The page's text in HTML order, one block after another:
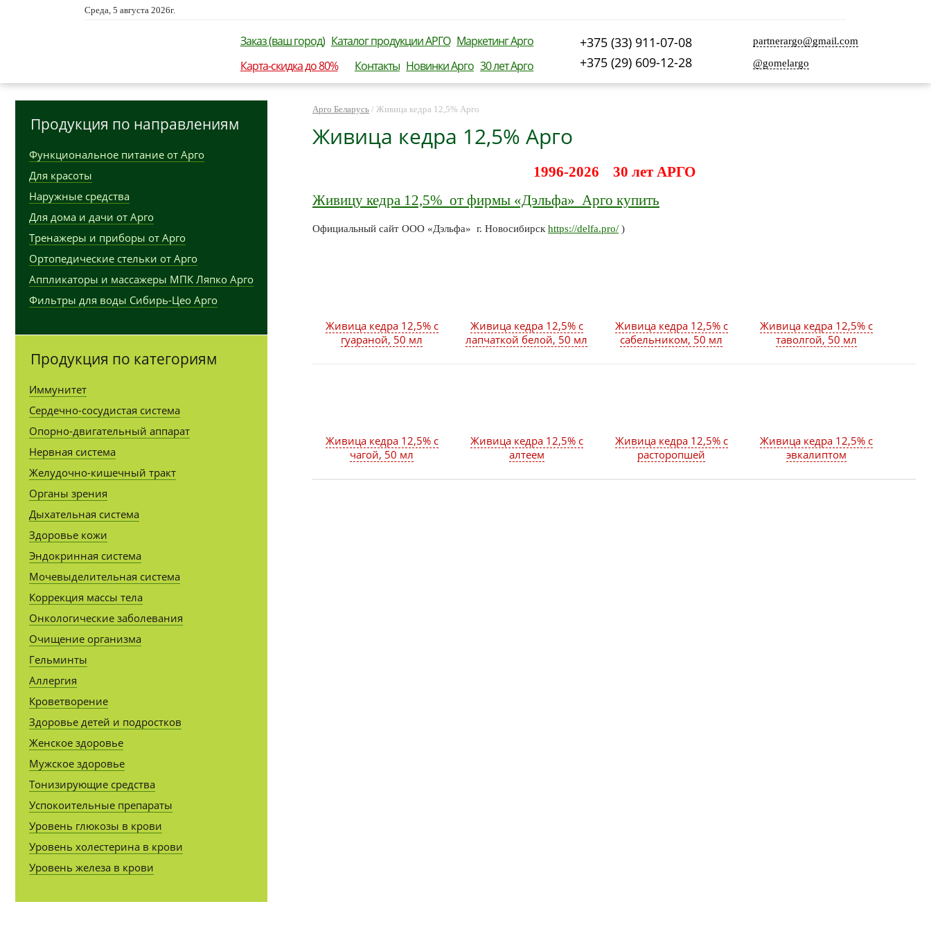
Среда, 5 августа 2026г.
Заказ (ваш город) Каталог продукции АРГО Маркетинг Арго
Карта-скидка до 80%
Контакты Новинки Арго 30 лет Арго
partnerargo@gmail.com
@gomelargo
+375 (33) 911-07-08
+375 (29) 609-12-28
Арго Беларусь / Живица кедра 12,5% Арго
Живица кедра 12,5% Арго
1996-2026 30 лет АРГО
Живицу кедра 12,5% от фирмы «Дэльфа» Арго купить
Официальный сайт ООО «Дэльфа» г. Новосибирск https://delfa.pro/ )
Живица кедра 12,5% с
гуараной, 50 мл
Живица кедра 12,5% с
лапчаткой белой, 50 мл
Живица кедра 12,5% с
сабельником, 50 мл
Живица кедра 12,5% с
таволгой, 50 мл
Живица кедра 12,5% с
чагой, 50 мл
Живица кедра 12,5% с
алтеем
Живица кедра 12,5% с
расторопшей
Живица кедра 12,5% с
эвкалиптом
Продукция по направлениям
Функциональное питание от Арго
Для красоты
Наружные средства
Для дома и дачи от Арго
Тренажеры и приборы от Арго
Ортопедические стельки от Арго
Аппликаторы и массажеры МПК Ляпко Арго
Фильтры для воды Сибирь-Цео Арго
Продукция по категориям
Иммунитет
Сердечно-сосудистая система
Опорно-двигательный аппарат
Нервная система
Желудочно-кишечный тракт
Органы зрения
Дыхательная система
Здоровье кожи
Эндокринная система
Мочевыделительная система
Коррекция массы тела
Онкологические заболевания
Очищение организма
Гельминты
Аллергия
Кроветворение
Здоровье детей и подростков
Женское здоровье
Мужское здоровье
Тонизирующие средства
Успокоительные препараты
Уровень глюкозы в крови
Уровень холестерина в крови
Уровень железа в крови